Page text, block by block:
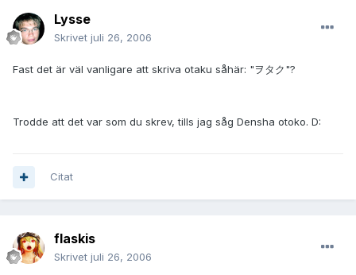
Lysse
Skrivet juli 26, 2006
Fast det är väl vanligare att skriva otaku såhär: "ヲタク"?
Trodde att det var som du skrev, tills jag såg Densha otoko. D:
Citat
flaskis
Skrivet juli 26, 2006